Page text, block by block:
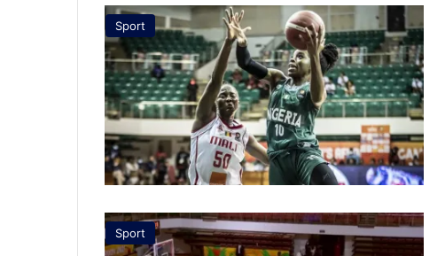
Sport
Sport